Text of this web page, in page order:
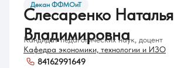
Декан ФФМОиТ
Слесаренко Наталья
Владимировна
Кандидат педагогических наук, доцент
Кафедра экономики, технологии и ИЗО
84162991649